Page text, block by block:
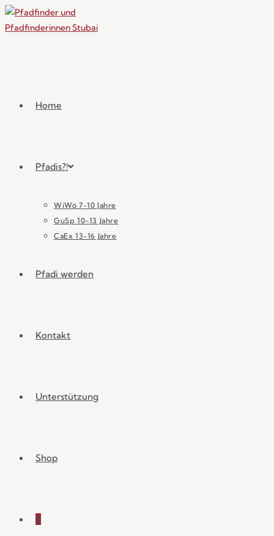
Home
Pfadis?!
WiWö 7-10 Jahre
GuSp 10-13 Jahre
CaEx 13-16 Jahre
Pfadi werden
Kontakt
Unterstützung
Shop
0